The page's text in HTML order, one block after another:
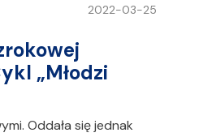
2022-03-25
„Młodzi
Oddała się jednak